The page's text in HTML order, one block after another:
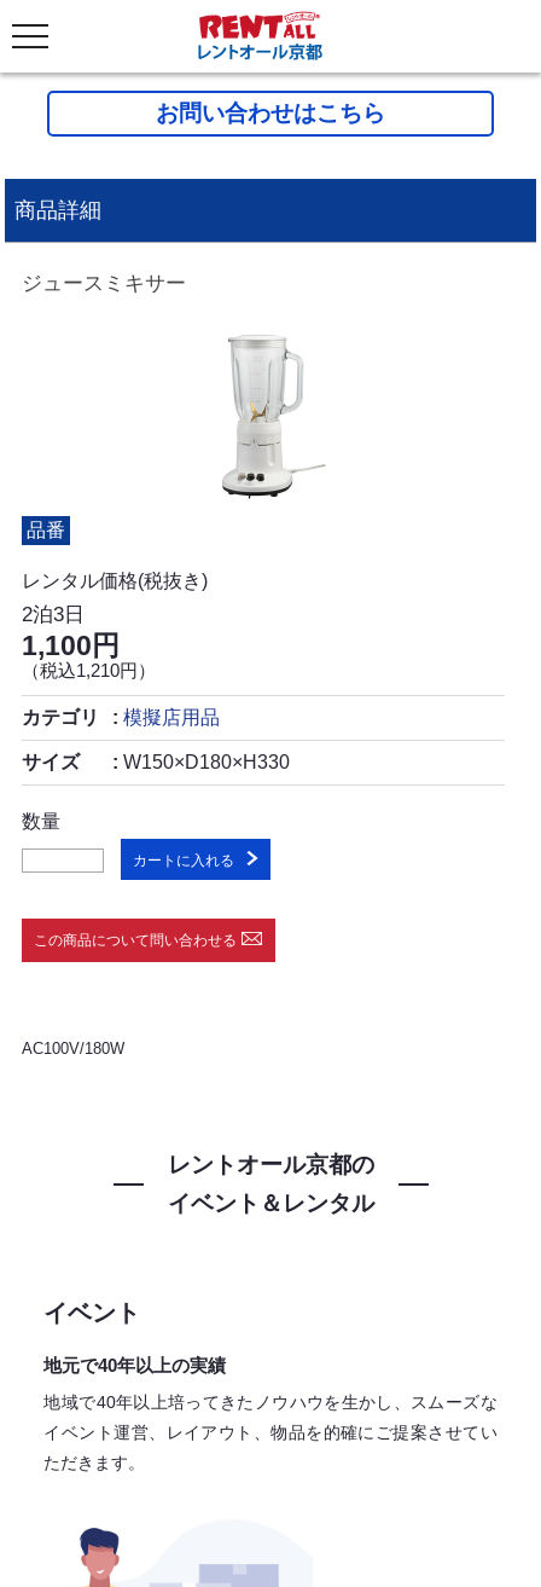
お問い合わせはこちら
商品詳細
ジュースミキサー
品番
レンタル価格(税抜き)
2泊3日
1,100円
（税込1,210円）
カテゴリ 模擬店用品
サイズ W150×D180×H330
数量
カートに入れる
この商品について問い合わせる
AC100V/180W
レントオール京都の
イベント＆レンタル
イベント
地元で40年以上の実績
地域で40年以上培ってきたノウハウを生かし、スムーズな
イベント運営、レイアウト、物品を的確にご提案させてい
ただきます。